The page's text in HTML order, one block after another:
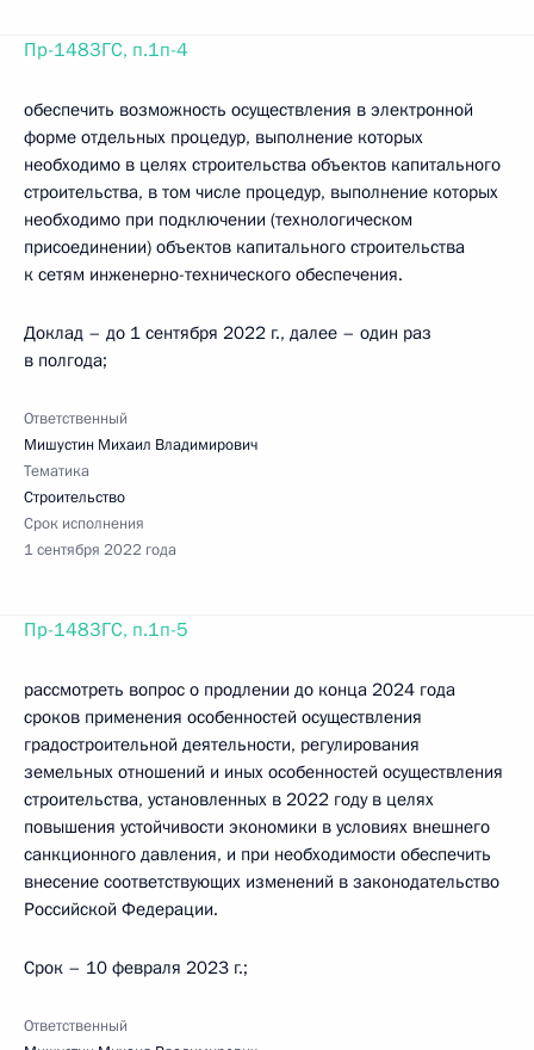
Пр-1483ГС, п.1п-4
обеспечить возможность осуществления в электронной
форме отдельных процедур, выполнение которых
необходимо в целях строительства объектов капитального
строительства, в том числе процедур, выполнение которых
необходимо при подключении (технологическом
присоединении) объектов капитального строительства
к сетям инженерно-технического обеспечения.
Доклад – до 1 сентября 2022 г., далее – один раз
в полгода;
Ответственный
Мишустин Михаил Владимирович
Тематика
Строительство
Срок исполнения
1 сентября 2022 года
Пр-1483ГС, п.1п-5
рассмотреть вопрос о продлении до конца 2024 года
сроков применения особенностей осуществления
градостроительной деятельности, регулирования
земельных отношений и иных особенностей осуществления
строительства, установленных в 2022 году в целях
повышения устойчивости экономики в условиях внешнего
санкционного давления, и при необходимости обеспечить
внесение соответствующих изменений в законодательство
Российской Федерации.
Срок – 10 февраля 2023 г.;
Ответственный